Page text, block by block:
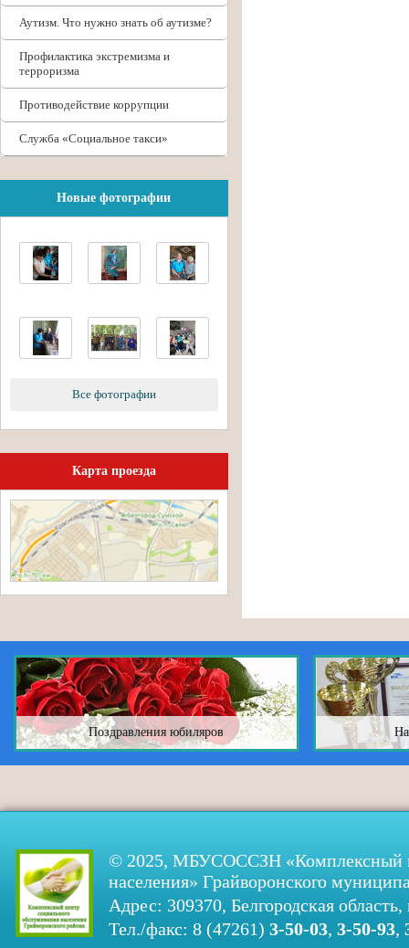
Аутизм. Что нужно знать об аутизме?
Профилактика экстремизма и
терроризма
Противодействие коррупции
Служба «Социальное такси»
Новые фотографии
Все фотографии
Карта проезда
Поздравления юбиляров
© 2025, МБУСОССЗН «Комплексный
населения» Грайворонского
Адрес: 309370, Белгородская
Тел./факс: 8 (47261) 3-50-03, 3-50-93,